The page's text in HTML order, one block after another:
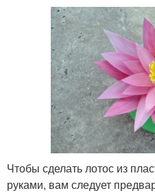
Чтобы сделать лотос из
руками, вам следует